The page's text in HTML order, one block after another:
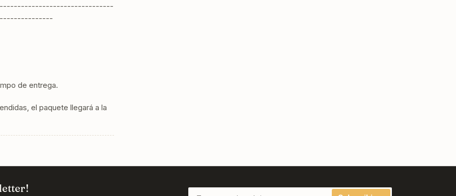
de entrega.
el paquete llegará a la
Tu